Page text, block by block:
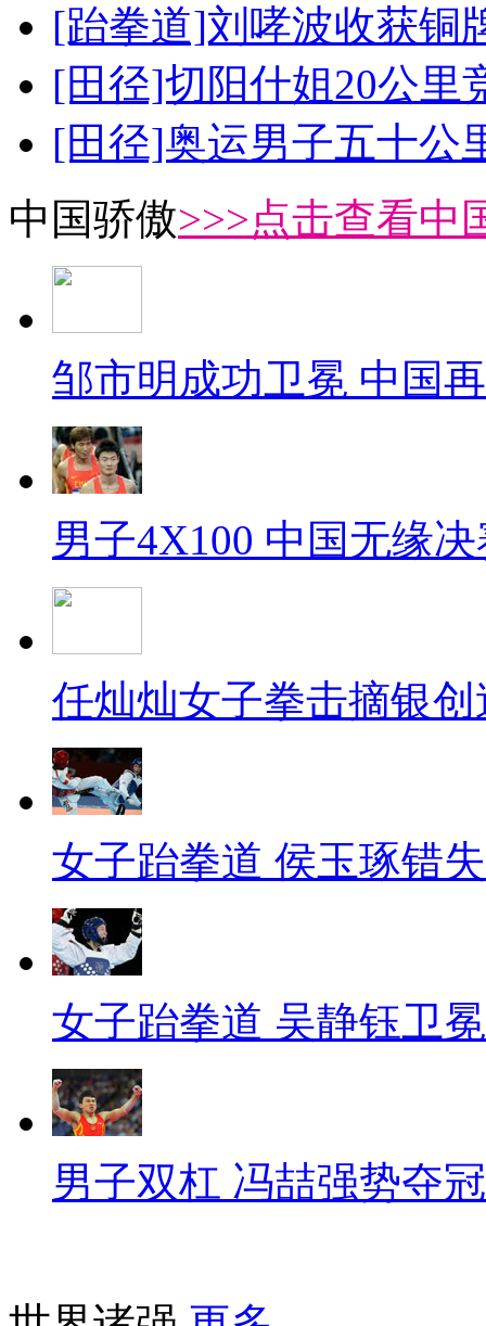
[跆拳道]刘哮波收获铜
[田径]切阳什姐20公里
[田径]奥运男子五十公
中国骄傲>>>点击查看中
邹市明成功卫冕 中国
男子4X100 中国无缘
任灿灿女子拳击摘银
女子跆拳道 侯玉琢错
女子跆拳道 吴静钰卫冕
男子双杠 冯喆强势夺冠